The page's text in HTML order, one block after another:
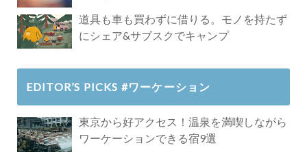
道具も車も買わずに借りる。モノを持たず
にシェア&サブスクでキャンプ
EDITOR’S PICKS #ワーケーション
東京から好アクセス！温泉を満喫しながら
ワーケーションできる宿9選